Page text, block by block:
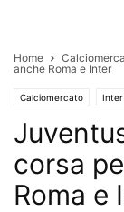
Home
anche Roma e Inter
Calciomercato
corsa
Roma e